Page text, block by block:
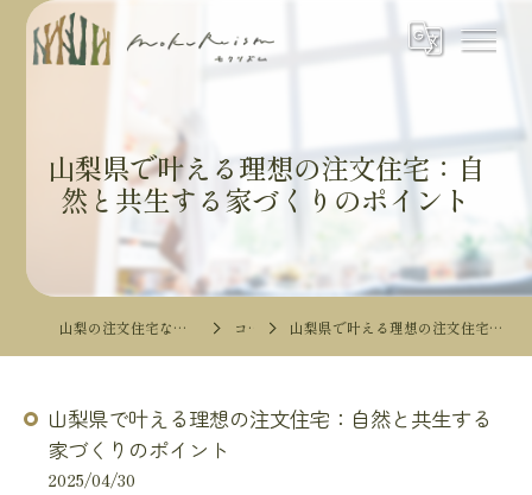
山梨県で叶える理想の注文住宅：自
然と共生する家づくりのポイント
山梨の注文住宅ならMokureismモクリズム コラム 山梨県で叶える理想の注文住宅：自然と共生する家づくりのポイント
山梨県で叶える理想の注文住宅：自然と共生する
家づくりのポイント
2025/04/30